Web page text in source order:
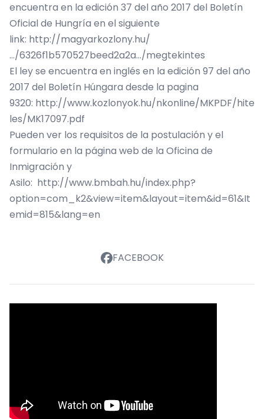
encuentra en la edición 37 del año 2017 del Boletín
Oficial de Hungría en el siguiente
link: http://magyarkozlony.hu/
…/6326f1b570527beed2a2a…/megtekintes
El ley se encuentra en inglés en la edición 97 del año
2017 del Boletín Húngara desde la pagina
9320: http://www.kozlonyok.hu/nkonline/MKPDF/hite
les/MK17097.pdf
Pueden ver los requisitos de la postulación y el
formulario en la página web de la Oficina de
Inmigración y
Asilo: http://www.bmbah.hu/index.php?
option=com_k2&view=item&layout=item&id=61&It
emid=815&lang=en
FACEBOOK